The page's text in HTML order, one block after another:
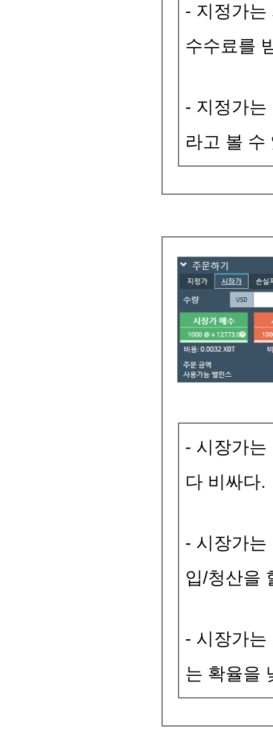
- 지정가는
수수료를
- 지정가는
라고 볼 수
- 시장가는
다 비싸다.
- 시장가는
입/청산을
- 시장가는
는 확율을